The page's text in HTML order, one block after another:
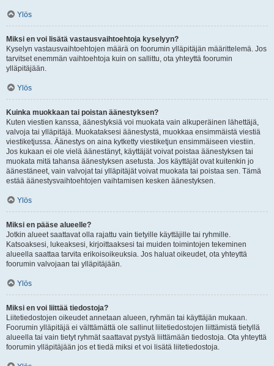
Ylös
Miksi en voi lisätä vastausvaihtoehtoja kyselyyn?
Kyselyn vastausvaihtoehtojen määrä on foorumin ylläpitäjän määrittelemä. Jos
tarvitset enemmän vaihtoehtoja kuin on sallittu, ota yhteyttä foorumin
ylläpitäjään.
Ylös
Kuinka muokkaan tai poistan äänestyksen?
Kuten viestien kanssa, äänestyksiä voi muokata vain alkuperäinen lähettäjä,
valvoja tai ylläpitäjä. Muokataksesi äänestystä, muokkaa ensimmäistä viestiä
viestiketjussa. Äänestys on aina kytketty viestiketjun ensimmäiseen viestiin.
Jos kukaan ei ole vielä äänestänyt, käyttäjät voivat poistaa äänestyksen tai
muokata mitä tahansa äänestyksen asetusta. Jos käyttäjät ovat kuitenkin jo
äänestäneet, vain valvojat tai ylläpitäjät voivat muokata tai poistaa sen. Tämä
estää äänestysvaihtoehtojen vaihtamisen kesken äänestyksen.
Ylös
Miksi en pääse alueelle?
Jotkin alueet saattavat olla rajattu vain tietyille käyttäjille tai ryhmille.
Katsoaksesi, lukeaksesi, kirjoittaaksesi tai muiden toimintojen tekeminen
alueella saattaa tarvita erikoisoikeuksia. Jos haluat oikeudet, ota yhteyttä
foorumin valvojaan tai ylläpitäjään.
Ylös
Miksi en voi liittää tiedostoja?
Liitetiedostojen oikeudet annetaan alueen, ryhmän tai käyttäjän mukaan.
Foorumin ylläpitäjä ei välttämättä ole sallinut liitetiedostojen liittämistä tietyllä
alueella tai vain tietyt ryhmät saattavat pystyä liittämään tiedostoja. Ota yhteyttä
foorumin ylläpitäjään jos et tiedä miksi et voi lisätä liitetiedostoja.